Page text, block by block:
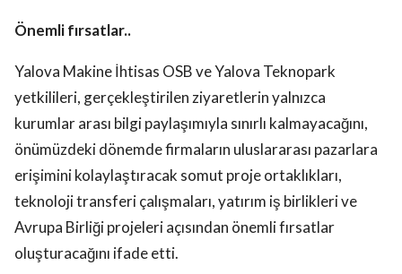
Önemli fırsatlar..
Yalova Makine İhtisas OSB ve Yalova Teknopark
yetkilileri, gerçekleştirilen ziyaretlerin yalnızca
kurumlar arası bilgi paylaşımıyla sınırlı kalmayacağını,
önümüzdeki dönemde firmaların uluslararası pazarlara
erişimini kolaylaştıracak somut proje ortaklıkları,
teknoloji transferi çalışmaları, yatırım iş birlikleri ve
Avrupa Birliği projeleri açısından önemli fırsatlar
oluşturacağını ifade etti.